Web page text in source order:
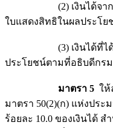
(2) เงินได้จากการ
ใบแสดงสิทธิในผลประโย
(3) เงินได้ที่ได้รับเ
ประโยชน์ตามที่อธิบดีกร
มาตรา 5 ให้
มาตรา 50(2)(ก) แห่งประ
ร้อยละ 10.0 ของเงินได้ ส